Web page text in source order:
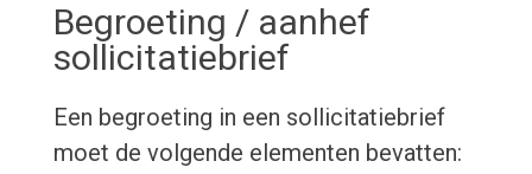
Begroeting / aanhef
sollicitatiebrief
Een begroeting in een sollicitatiebrief
moet de volgende elementen bevatten: